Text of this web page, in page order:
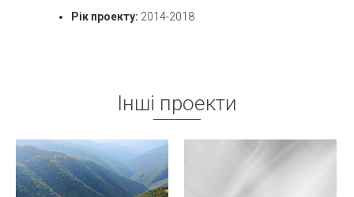
Рік проекту: 2014-2018
Інші проекти